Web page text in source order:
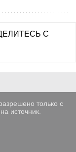
С
только с
источник.